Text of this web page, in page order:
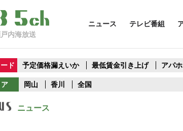
内海放送
ニュース テレビ番組
ド 予定価格漏えいか 最低賃金引き上げ アパ
岡山 香川 全国
ニュース